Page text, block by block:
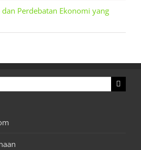
Perdebatan Ekonomi yang